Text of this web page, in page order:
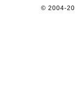
© 2004-